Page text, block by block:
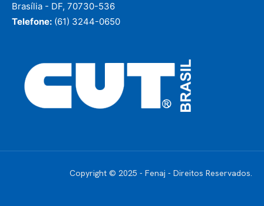
Brasília - DF, 70730-536
Telefone: (61) 3244-0650
Copyright © 2025 - Fenaj - Direitos Reservados.